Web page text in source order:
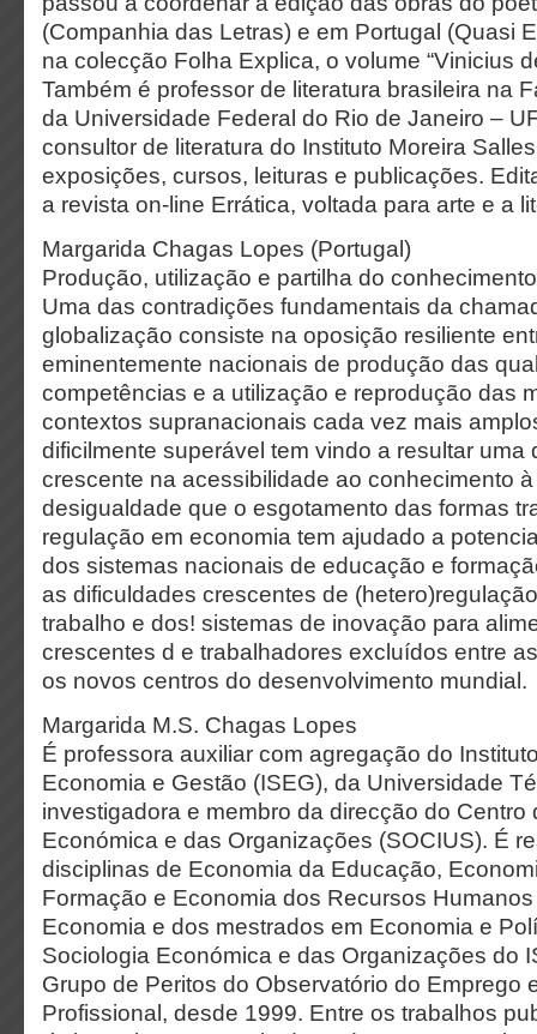
(Companhia das Letras) e em Portugal (Quasi
na colecção Folha Explica, o volume “Vinicius
Também é professor de literatura brasileira na
da Universidade Federal do Rio de Janeiro –
consultor de literatura do Instituto Moreira
exposições, cursos, leituras e publicações.
a revista on-line Errática, voltada para arte e a
Margarida Chagas Lopes (Portugal)
Produção, utilização e partilha do
Uma das contradições fundamentais da
globalização consiste na oposição resiliente
eminentemente nacionais de produção das
competências e a utilização e reprodução das
contextos supranacionais cada vez mais
dificilmente superável tem vindo a resultar uma
crescente na acessibilidade ao conhecimento
desigualdade que o esgotamento das formas
regulação em economia tem ajudado a
dos sistemas nacionais de educação e
as dificuldades crescentes de
trabalho e dos! sistemas de inovação para
crescentes d e trabalhadores excluídos entre
os novos centros do desenvolvimento mundial.
Margarida M.S. Chagas Lopes
É professora auxiliar com agregação do
Economia e Gestão (ISEG), da Universidade
investigadora e membro da direcção do Centro
Económica e das Organizações (SOCIUS). É
disciplinas de Economia da Educação,
Formação e Economia dos Recursos
Economia e dos mestrados em Economia e
Sociologia Económica e das Organizações do
Grupo de Peritos do Observatório do Emprego
Profissional, desde 1999. Entre os trabalhos